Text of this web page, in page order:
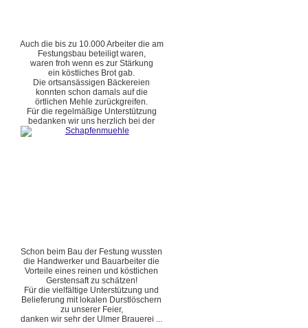
Auch die bis zu 10.000 Arbeiter die am
Festungsbau beteiligt waren,
waren froh wenn es zur Stärkung
ein köstliches Brot gab.
Die ortsansässigen Bäckereien
konnten schon damals auf die
örtlichen Mehle zurückgreifen.
Für die regelmäßige Unterstützung
bedanken wir uns herzlich bei der
Schon beim Bau der Festung wussten
die Handwerker und Bauarbeiter die
Vorteile eines reinen und köstlichen
Gerstensaft zu schätzen!
Für die vielfältige Unterstützung und
Belieferung mit lokalen Durstlöschern
zu unserer Feier,
danken wir sehr der Ulmer Brauerei ...